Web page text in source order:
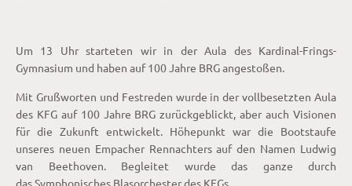
Um 13 Uhr starteten wir in der Aula des Kardinal-Frings-
Gymnasium und haben auf 100 Jahre BRG angestoßen.
Mit Grußworten und Festreden wurde in der vollbesetzten Aula
des KFG auf 100 Jahre BRG zurückgeblickt, aber auch Visionen
für die Zukunft entwickelt. Höhepunkt war die Bootstaufe
unseres neuen Empacher Rennachters auf den Namen Ludwig
van Beethoven. Begleitet wurde das ganze durch
das Symphonisches Blasorchester des KFGs.